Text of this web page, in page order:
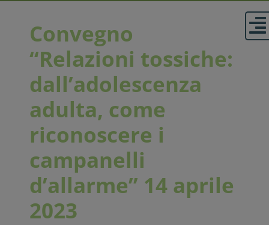
Convegno
“Relazioni tossiche:
dall’adolescenza
adulta, come
riconoscere i
campanelli
d’allarme” 14 aprile
2023